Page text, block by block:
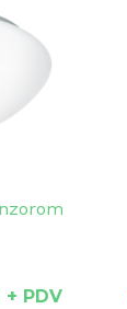
+ PDV